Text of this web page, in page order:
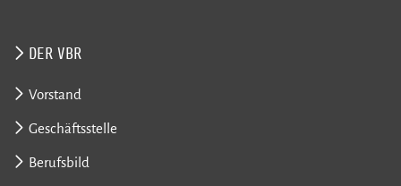
DER VBR
Vorstand
Geschäftsstelle
Berufsbild